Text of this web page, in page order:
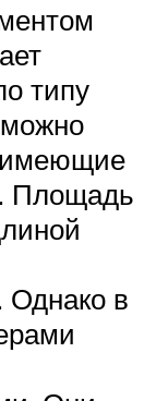
типу
имеющие
Площадь
Однако в